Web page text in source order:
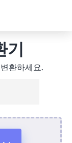
환하세요.